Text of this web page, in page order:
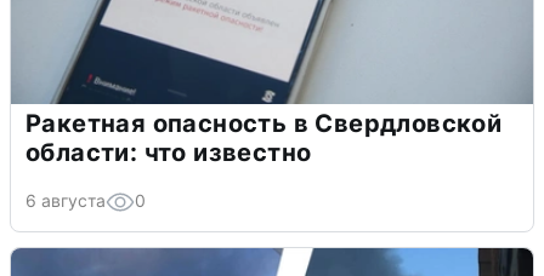
Ракетная опасность в Свердловской
области: что известно
6 августа 0